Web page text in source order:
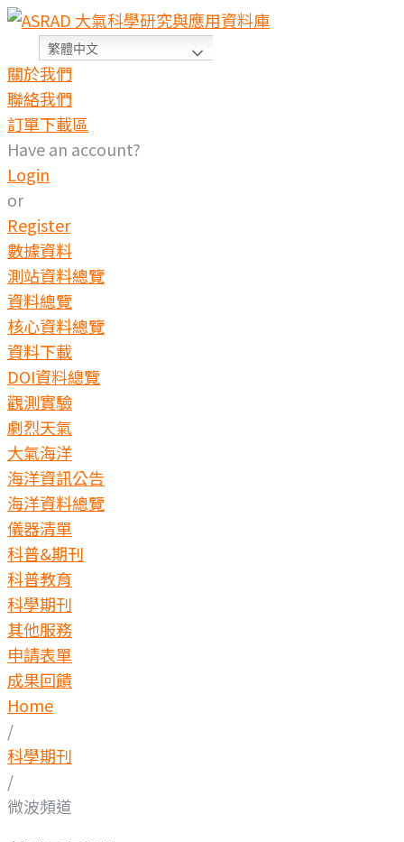
繁體中文
關於我們
聯絡我們
訂單下載區
Have an account?
Login
or
Register
數據資料
測站資料總覽
資料總覽
核心資料總覽
資料下載
DOI資料總覽
觀測實驗
劇烈天氣
大氣海洋
海洋資訊公告
海洋資料總覽
儀器清單
科普&期刊
科普教育
科學期刊
其他服務
申請表單
成果回饋
Home
/
科學期刊
/
微波頻道